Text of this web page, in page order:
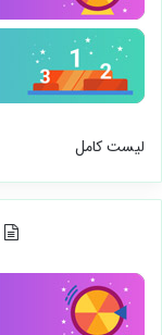
لیست کامل